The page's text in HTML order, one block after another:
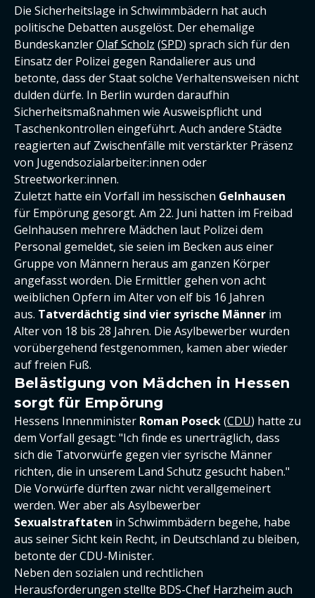
Die Sicherheitslage in Schwimmbädern hat auch
politische Debatten ausgelöst. Der ehemalige
BundeskanzlerOlaf Scholz (SPD) sprach sich für den
Einsatz der Polizei gegen Randalierer aus und
betonte, dass der Staat solche Verhaltensweisen nicht
dulden dürfe. In Berlin wurden daraufhin
Sicherheitsmaßnahmen wie Ausweispflicht und
Taschenkontrollen eingeführt. Auch andere Städte
reagierten auf Zwischenfälle mit verstärkter Präsenz
von Jugendsozialarbeiter:innen oder
Streetworker:innen.
Zuletzt hatte ein Vorfall im hessischen Gelnhausen
für Empörung gesorgt. Am 22. Juni hatten im Freibad
Gelnhausen mehrere Mädchen laut Polizei dem
Personal gemeldet, sie seien im Becken aus einer
Gruppe von Männern heraus am ganzen Körper
angefasst worden. Die Ermittler gehen von acht
weiblichen Opfern im Alter von elf bis 16 Jahren
aus. Tatverdächtig sind vier syrische Männer im
Alter von 18 bis 28 Jahren. Die Asylbewerber wurden
vorübergehend festgenommen, kamen aber wieder
auf freien Fuß.
Belästigung von Mädchen in Hessen
sorgt für Empörung
Hessens Innenminister Roman Poseck(CDU) hatte zu
dem Vorfall gesagt: "Ich finde es unerträglich, dass
sich die Tatvorwürfe gegen vier syrische Männer
richten, die in unserem Land Schutz gesucht haben."
Die Vorwürfe dürften zwar nicht verallgemeinert
werden. Wer aber als Asylbewerber
Sexualstraftaten in Schwimmbädern begehe, habe
aus seiner Sicht kein Recht, in Deutschland zu bleiben,
betonte der CDU-Minister.
Neben den sozialen und rechtlichen
Herausforderungen stellte BDS-Chef Harzheim auch